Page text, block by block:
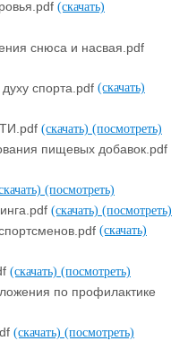
(скачать)
снюса и насвая.pdf
спорта.pdf (скачать)
(скачать) (посмотреть)
пищевых добавок.pdf
(посмотреть)
(скачать) (посмотреть)
(скачать)
(скачать) (посмотреть)
по профилактике
(скачать) (посмотреть)